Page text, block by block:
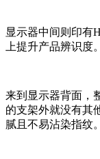
显示器中间则印有
上提升产品辨识度。
来到显示器背面，
的支架外就没有其
腻且不易沾染指纹。